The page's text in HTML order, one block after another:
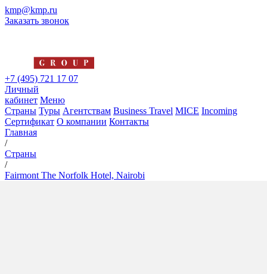
kmp@kmp.ru
Заказать звонок
+7 (495) 721 17 07
Личный
кабинет Меню
Страны Туры Агентствам Business Travel MICE Incoming
Сертификат О компании Контакты
Главная
/
Страны
/
Fairmont The Norfolk Hotel, Nairobi